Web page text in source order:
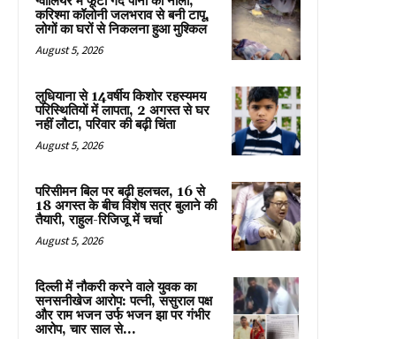
करिश्मा कॉलोनी जलभराव से बनी टापू,
लोगों का घरों से निकलना हुआ मुश्किल
August 5, 2026
लुधियाना से 14वर्षीय किशोर रहस्यमय
परिस्थितियों में लापता, 2 अगस्त से घर
नहीं लौटा, परिवार की बढ़ी चिंता
August 5, 2026
परिसीमन बिल पर बढ़ी हलचल, 16 से
18 अगस्त के बीच विशेष सत्र बुलाने की
तैयारी, राहुल-रिजिजू में चर्चा
August 5, 2026
दिल्ली में नौकरी करने वाले युवक का
सनसनीखेज आरोप: पत्नी, ससुराल पक्ष
और राम भजन उर्फ भजन झा पर गंभीर
आरोप, चार साल से...